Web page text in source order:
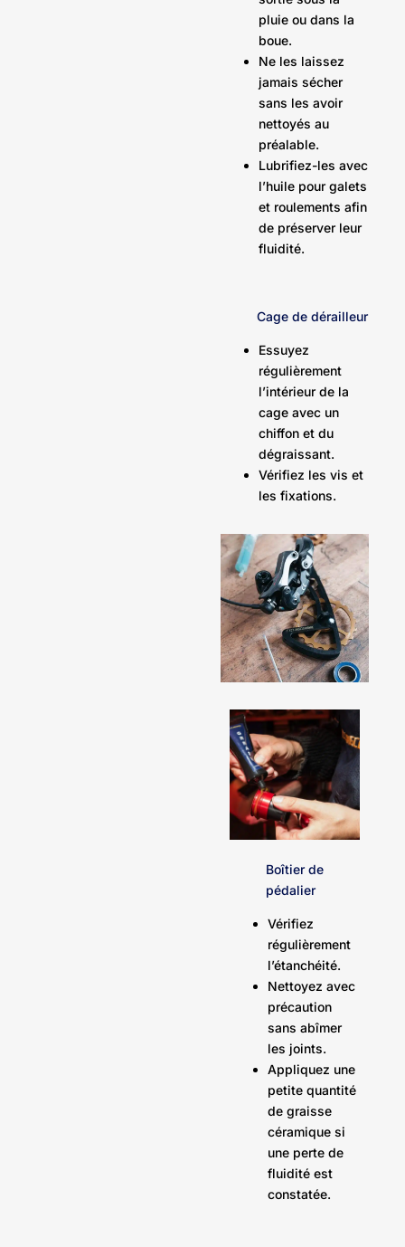
pluie ou dans la
boue.
Ne les laissez
jamais sécher
sans les avoir
nettoyés au
préalable.
Lubrifiez-les avec
l’huile pour galets
et roulements afin
de préserver leur
fluidité.
Cage de dérailleur
Essuyez
régulièrement
l’intérieur de la
cage avec un
chiffon et du
dégraissant.
Vérifiez les vis et
les fixations.
Boîtier de
pédalier
Vérifiez
régulièrement
l’étanchéité.
Nettoyez avec
précaution
sans abîmer
les joints.
Appliquez une
petite quantité
de graisse
céramique si
une perte de
fluidité est
constatée.